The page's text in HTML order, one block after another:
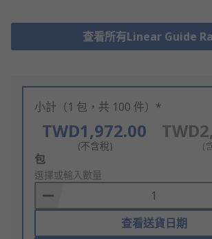
查看所有Linear Guide
小計（1 包，共 100 件）*
TWD1,972.00
(不含稅) (
Add
to
Basket
包
選擇或輸入數量
查看送貨日期